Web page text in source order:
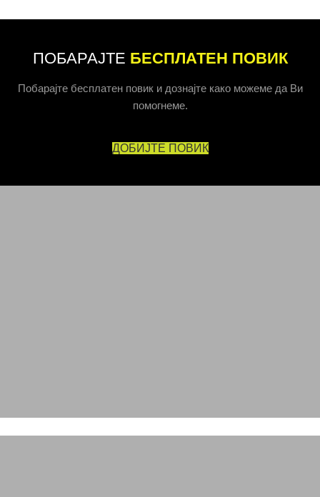
ПОБАРАЈТЕ БЕСПЛАТЕН ПОВИК
Побарајте бесплатен повик и дознајте како можеме да Ви
помогнеме.
ДОБИЈТЕ ПОВИК